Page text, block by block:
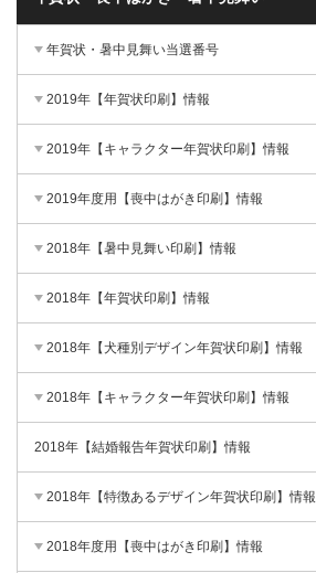
年賀状・暑中見舞い当選番号
2019年【年賀状印刷】情報
2019年【キャラクター年賀状印刷】情報
2019年度用【喪中はがき印刷】情報
2018年【暑中見舞い印刷】情報
2018年【年賀状印刷】情報
2018年【犬種別デザイン年賀状印刷】情報
2018年【キャラクター年賀状印刷】情報
2018年【結婚報告年賀状印刷】情報
2018年【特徴あるデザイン年賀状印刷】情報
2018年度用【喪中はがき印刷】情報